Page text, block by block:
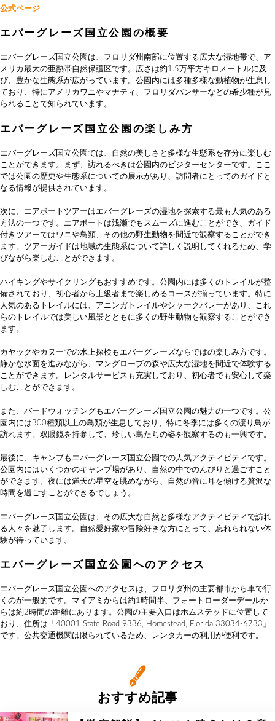
公式ページ
エバーグレーズ国立公園の概要
エバーグレーズ国立公園は、フロリダ州南部に位置する広大な湿地帯で、ア
メリカ最大の亜熱帯自然保護区です。広さは約1.5万平方キロメートルに及
び、豊かな生態系が広がっています。公園内には多種多様な動植物が生息し
ており、特にアメリカワニやマナティ、フロリダパンサーなどの希少種が見
られることで知られています。
エバーグレーズ国立公園の楽しみ方
エバーグレーズ国立公園では、自然の美しさと多様な生態系を存分に楽しむ
ことができます。まず、訪れるべきは公園内のビジターセンターです。ここ
では公園の歴史や生態系についての展示があり、訪問者にとってのガイドと
なる情報が提供されています。
次に、エアボートツアーはエバーグレーズの湿地を探索する最も人気のある
方法の一つです。エアボートは浅瀬でもスムーズに進むことができ、ガイド
付きツアーではワニや鳥類、その他の野生動物を間近で観察することができ
ます。ツアーガイドは地域の生態系について詳しく説明してくれるため、学
びながら楽しむことができます。
ハイキングやサイクリングもおすすめです。公園内には多くのトレイルが整
備されており、初心者から上級者まで楽しめるコースが揃っています。特に
人気のあるトレイルには、アニンガトレイルやシャークバレーがあり、これ
らのトレイルでは美しい風景とともに多くの野生動物を観察することができ
ます。
カヤックやカヌーでの水上探検もエバーグレーズならではの楽しみ方です。
静かな水面を進みながら、マングローブの森や広大な湿地を間近で体験する
ことができます。レンタルサービスも充実しており、初心者でも安心して楽
しむことができます。
また、バードウォッチングもエバーグレーズ国立公園の魅力の一つです。公
園内には300種類以上の鳥類が生息しており、特に冬季には多くの渡り鳥が
訪れます。双眼鏡を持参して、珍しい鳥たちの姿を観察するのも一興です。
最後に、キャンプもエバーグレーズ国立公園での人気アクティビティです。
公園内にはいくつかのキャンプ場があり、自然の中でのんびりと過ごすこと
ができます。夜には満天の星空を眺めながら、自然の音に耳を傾ける贅沢な
時間を過ごすことができるでしょう。
エバーグレーズ国立公園は、その広大な自然と多様なアクティビティで訪れ
る人々を魅了します。自然愛好家や冒険好きな方にとって、忘れられない体
験が待っています。
エバーグレーズ国立公園へのアクセス
エバーグレーズ国立公園へのアクセスは、フロリダ州の主要都市から車で行
くのが一般的です。マイアミからは約1時間半、フォートローダーデールか
らは約2時間の距離にあります。公園の主要入口はホムステッドに位置して
おり、住所は「40001 State Road 9336, Homestead, Florida 33034-6733」
です。公共交通機関は限られているため、レンタカーの利用が便利です。
おすすめ記事